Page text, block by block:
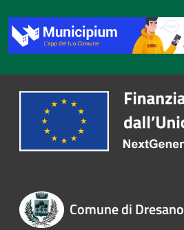
Comune di Dresano